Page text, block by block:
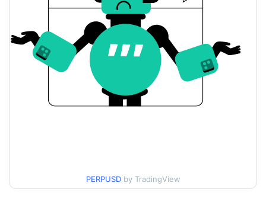
Cambio de ayer
Volumen de ayer $4,6136164
Historial de precios de Perpolator
PERPUSD by TradingView